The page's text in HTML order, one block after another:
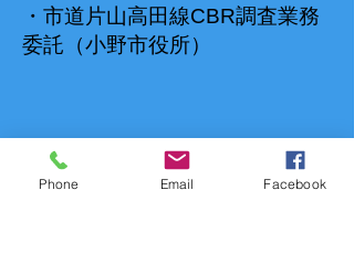
・市道片山高田線CBR調査業務
委託（小野市役所）
Phone Email Facebook